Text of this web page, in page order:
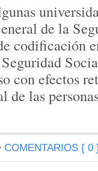
de la
codificación
con efectos
las
COMENTARIOS { 0